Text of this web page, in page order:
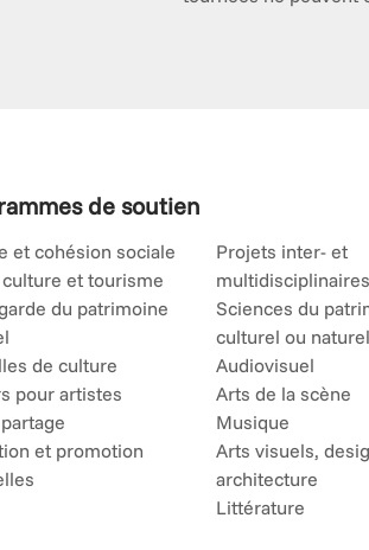
de soutien
et cohésion sociale
culture et tourisme
du patrimoine
de culture
pour artistes
et promotion
Projets inter- et
multidisciplinaires
Sciences du
culturel ou naturel
Audiovisuel
Arts de la scène
Musique
Arts visuels,
architecture
Littérature